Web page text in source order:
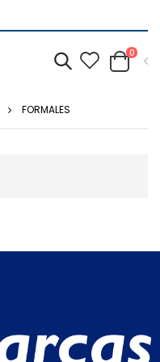
0
FORMALES